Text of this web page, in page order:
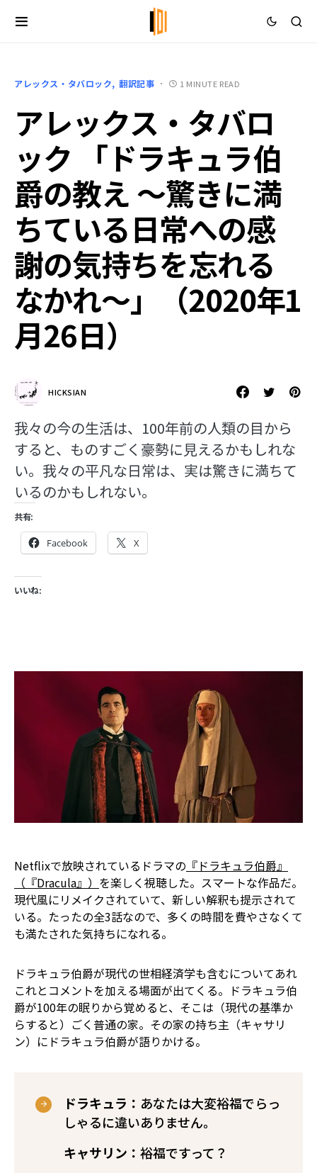
アレックス・タバロック 翻訳記事 1 MINUTE READ
アレックス・タバロ
ック 「ドラキュラ伯
爵の教え ～驚きに満
ちている日常への感
謝の気持ちを忘れる
なかれ～」（2020年1
月26日）
HICKSIAN
我々の今の生活は、100年前の人類の目から
すると、ものすごく豪勢に見えるかもしれな
い。我々の平凡な日常は、実は驚きに満ちて
いるのかもしれない。
共有:
Facebook X
いいね:
Netflixで放映されているドラマの 『ドラキュラ伯爵』
（『Dracula』） を楽しく視聴した。スマートな作品だ。
現代風にリメイクされていて、新しい解釈も提示されて
いる。たったの全3話なので、多くの時間を費やさなくて
も満たされた気持ちになれる。
ドラキュラ伯爵が現代の世相――経済学も含む――についてあれ
これとコメントを加える場面が出てくる。ドラキュラ伯
爵が100年の眠りから覚めると、そこは（現代の基準か
らすると）ごく普通の家。その家の持ち主（キャサリ
ン）にドラキュラ伯爵が語りかける。
ドラキュラ： あなたは大変裕福でらっ
しゃるに違いありません。
キャサリン： 裕福ですって？